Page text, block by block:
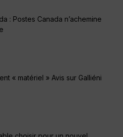
: Postes Canada n’achemine
« matériel » Avis sur Galliéni